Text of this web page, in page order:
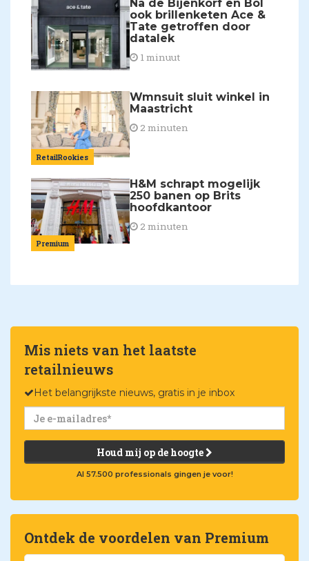
Na de Bijenkorf en Bol
ook brillenketen Ace &
Tate getroffen door
datalek
1 minuut
RetailRookies
Wmnsuit sluit winkel in
Maastricht
2 minuten
Premium
H&M schrapt mogelijk
250 banen op Brits
hoofdkantoor
2 minuten
Mis niets van het laatste
retailnieuws
Het belangrijkste nieuws, gratis in je inbox
Houd mij op de hoogte
Al 57.500 professionals gingen je voor!
Ontdek de voordelen van Premium